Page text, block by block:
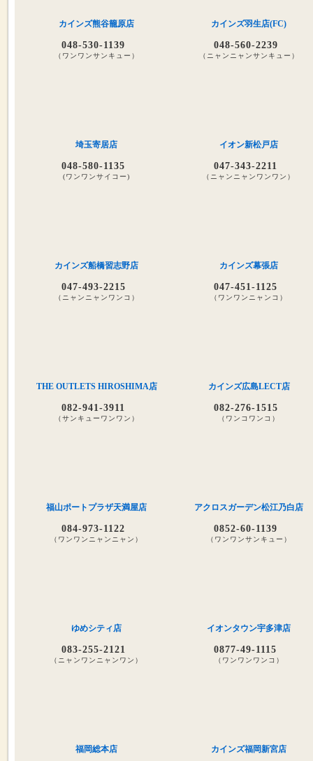
カインズ熊谷籠原店
048-530-1139
（ワンワンサンキュー）
カインズ羽生店(FC)
048-560-2239
（ニャンニャンサンキュー）
埼玉寄居店
048-580-1135
(ワンワンサイコー)
イオン新松戸店
047-343-2211
（ニャンニャンワンワン）
カインズ船橋習志野店
047-493-2215
（ニャンニャンワンコ）
カインズ幕張店
047-451-1125
（ワンワンニャンコ）
THE OUTLETS HIROSHIMA店
082-941-3911
（サンキューワンワン）
カインズ広島LECT店
082-276-1515
（ワンコワンコ）
福山ポートプラザ天満屋店
084-973-1122
（ワンワンニャンニャン）
アクロスガーデン松江乃白店
0852-60-1139
（ワンワンサンキュー）
ゆめシティ店
083-255-2121
（ニャンワンニャンワン）
イオンタウン宇多津店
0877-49-1115
（ワンワンワンコ）
福岡総本店 カインズ福岡新宮店